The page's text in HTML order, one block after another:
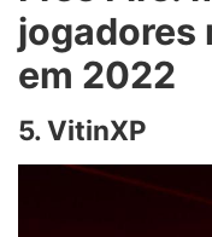
jogadores
em 2022
5. VitinXP